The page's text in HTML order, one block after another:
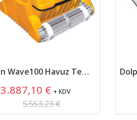
Dolphin Wave100 Havuz Temizleme Robotu
3.887,10 €+ KDV
5.553,23 €